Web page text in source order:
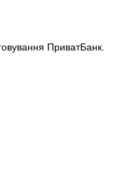
ПриватБанк.